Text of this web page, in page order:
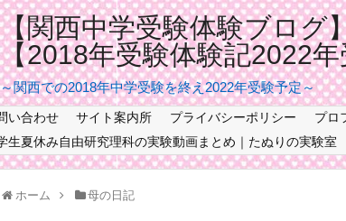
【関西中学受験体験ブログ
【2018年受験体験記2022
～関西での2018年中学受験を終え2022年受験予定～
い合わせ サイト案内所 プライバシーポリシー プロ
生夏休み自由研究理科の実験動画まとめ｜たぬりの実験室
ホーム 母の日記